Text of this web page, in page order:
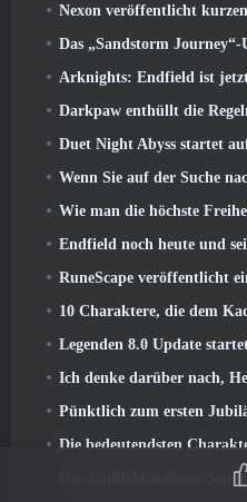
Nexon veröffentlicht kurzen globalen
Das „Sandstorm Journey“-Update von
Arknights: Endfield ist
Darkpaw enthüllt die Regeln, die Spieler für den
Duet Night Abyss startet
Wenn Sie auf der Suche nach einem neuen sind,
Wie man die höchste Freiheit dort
Endfield noch heute und
RuneScape veröffentlicht ein Video mit
10 Charaktere, die dem
Legenden 8.0 Update
Ich denke darüber nach,
Pünktlich zum ersten Jubiläum erscheint
Die bedeutendsten
Das Endfield-Release-Sonderprogramm